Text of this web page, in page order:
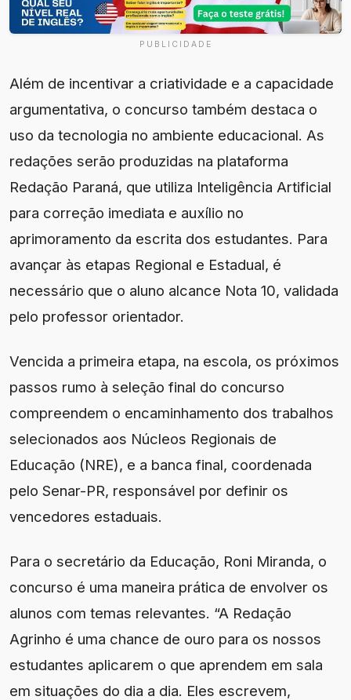
PUBLICIDADE
Além de incentivar a criatividade e a capacidade
argumentativa, o concurso também destaca o
uso da tecnologia no ambiente educacional. As
redações serão produzidas na plataforma
Redação Paraná, que utiliza Inteligência Artificial
para correção imediata e auxílio no
aprimoramento da escrita dos estudantes. Para
avançar às etapas Regional e Estadual, é
necessário que o aluno alcance Nota 10, validada
pelo professor orientador.
Vencida a primeira etapa, na escola, os próximos
passos rumo à seleção final do concurso
compreendem o encaminhamento dos trabalhos
selecionados aos Núcleos Regionais de
Educação (NRE), e a banca final, coordenada
pelo Senar-PR, responsável por definir os
vencedores estaduais.
Para o secretário da Educação, Roni Miranda, o
concurso é uma maneira prática de envolver os
alunos com temas relevantes. “A Redação
Agrinho é uma chance de ouro para os nossos
estudantes aplicarem o que aprendem em sala
em situações do dia a dia. Eles escrevem,